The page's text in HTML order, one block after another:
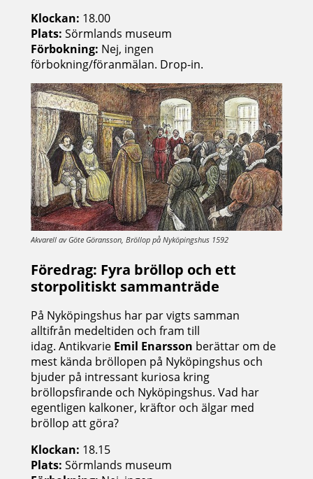
Klockan: 18.00
Plats: Sörmlands museum
Förbokning: Nej, ingen
förbokning/föranmälan. Drop-in.
Akvarell av Göte Göransson, Bröllop på Nyköpingshus 1592
Föredrag: Fyra bröllop och ett
storpolitiskt sammanträde
På Nyköpingshus har par vigts samman
alltifrån medeltiden och fram till
idag. Antikvarie Emil Enarsson berättar om de
mest kända bröllopen på Nyköpingshus och
bjuder på intressant kuriosa kring
bröllopsfirande och Nyköpingshus. Vad har
egentligen kalkoner, kräftor och älgar med
bröllop att göra?
Klockan: 18.15
Plats: Sörmlands museum